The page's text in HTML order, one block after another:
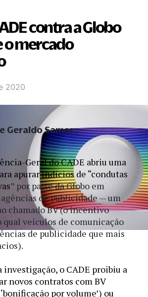
contra a Globo
o mercado
2020
Geral do CADE abriu uma
apurar indícios de “condutas
” por parte da Globo em
de publicidade — um
chamado BV (o incentivo
veículos de comunicação
de publicidade que mais
investigação, o CADE proibiu a
novos contratos com BV
por volume’) ou
Geraldo Samor